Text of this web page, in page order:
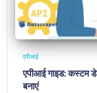
एपीआई
एपीआई गाइड: कस्टम
बनाएं